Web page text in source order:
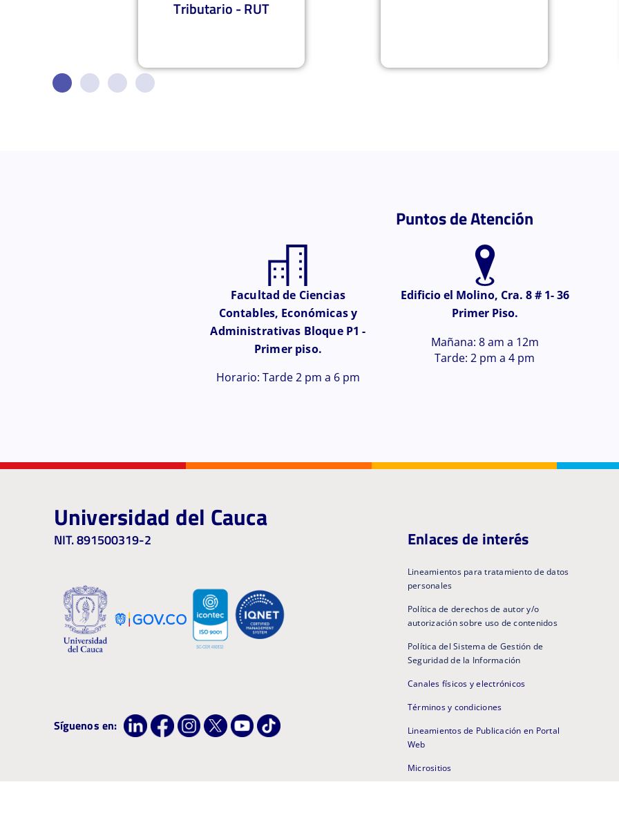
Puntos de Atención
Facultad de Ciencias
Contables, Económicas y
Administrativas Bloque P1 -
Primer piso.
Horario: Tarde 2 pm a 6 pm
Edificio el Molino, Cra. 8 # 1- 36
Primer Piso.
Mañana: 8 am a 12m
Tarde: 2 pm a 4 pm
Universidad del Cauca
NIT. 891500319-2
Síguenos en:
Enlaces de interés
Lineamientos para tratamiento de datos
personales
Política de derechos de autor y/o
autorización sobre uso de contenidos
Política del Sistema de Gestión de
Seguridad de la Información
Canales físicos y electrónicos
Términos y condiciones
Lineamientos de Publicación en Portal
Web
Micrositios